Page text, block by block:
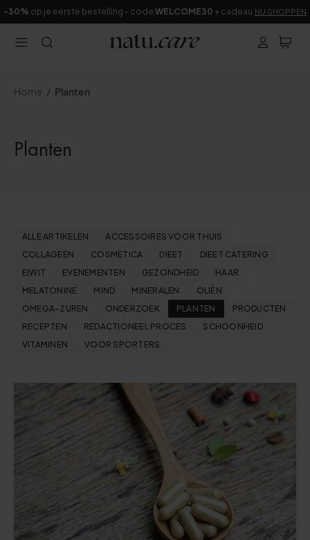
-30% op je eerste bestelling - code WELCOME30 + cadeau NU SHOPPEN
Home Planten
Planten
ALLE ARTIKELEN
ACCESSOIRES VOOR THUIS
COLLAGEEN
COSMETICA DIEET
DIEET CATERING
EIWIT
EVENEMENTEN GEZONDHEID
HAAR
MELATONINE
MIND MINERALEN
OLIËN
OMEGA-ZUREN
ONDERZOEK PLANTEN
PRODUCTEN
RECEPTEN
REDACTIONEEL PROCES
SCHOONHEID
VITAMINEN
VOOR SPORTERS